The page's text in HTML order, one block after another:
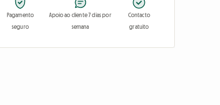
Pagamento
seguro
Apoio ao cliente 7 dias por
semana
Contacto
gratuito